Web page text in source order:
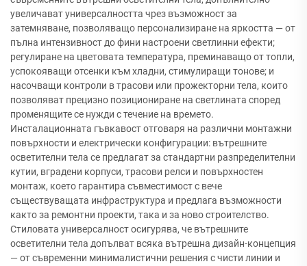
увеличават универсалността чрез възможност за
затемняване, позволяващо персонализиране на яркостта — от
пълна интензивност до фини настроени светлинни ефекти;
регулиране на цветовата температура, преминаващо от топли,
успокояващи отсенки към хладни, стимулиращи тонове; и
насочващи контроли в трасови или прожекторни тела, които
позволяват прецизно позициониране на светлината според
променящите се нужди с течение на времето.
Инсталационната гъвкавост отговаря на различни монтажни
повърхности и електрически конфигурации: вътрешните
осветителни тела се предлагат за стандартни разпределителни
кутии, вградени корпуси, трасови релси и повърхностен
монтаж, което гарантира съвместимост с вече
съществуващата инфраструктура и предлага възможности
както за ремонтни проекти, така и за ново строителство.
Стиловата универсалност осигурява, че вътрешните
осветителни тела допълват всяка вътрешна дизайн-концепция
— от съвременни минималистични решения с чисти линии и